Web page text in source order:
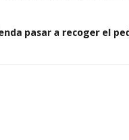
pasar a recoger el